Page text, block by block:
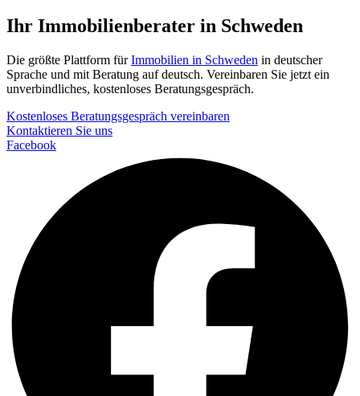
Ihr Immobilienberater in Schweden
Die größte Plattform fürImmobilien in Schweden in deutscher
Sprache und mit Beratung auf deutsch. Vereinbaren Sie jetzt ein
unverbindliches, kostenloses Beratungsgespräch.
Kostenloses Beratungsgespräch vereinbaren
Kontaktieren Sie uns
Facebook